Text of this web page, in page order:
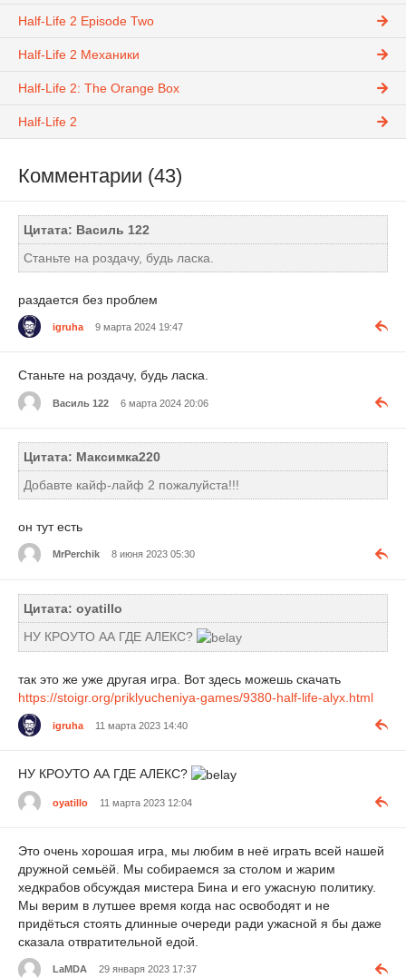
Half-Life 2 Episode Two
Half-Life 2 Механики
Half-Life 2: The Orange Box
Half-Life 2
Комментарии (43)
Цитата: Василь 122
Станьте на роздачу, будь ласка.
раздается без проблем
igruha 9 марта 2024 19:47
Станьте на роздачу, будь ласка.
Василь 122 6 марта 2024 20:06
Цитата: Максимка220
Добавте кайф-лайф 2 пожалуйста!!!
он тут есть
MrPerchik 8 июня 2023 05:30
Цитата: oyatillo
НУ КРОУТО АА ГДЕ АЛЕКС?
так это же уже другая игра. Вот здесь можешь скачать
https://stoigr.org/priklyucheniya-games/9380-half-life-alyx.html
igruha 11 марта 2023 14:40
НУ КРОУТО АА ГДЕ АЛЕКС?
oyatillo 11 марта 2023 12:04
Это очень хорошая игра, мы любим в неё играть всей нашей
дружной семьёй. Мы собираемся за столом и жарим
хедкрабов обсуждая мистера Бина и его ужасную политику.
Мы верим в лутшее время когда нас освободят и не
придёться стоять длинные очереди ради ужасной я бы даже
сказала отвратительной едой.
LaMDA 29 января 2023 17:37